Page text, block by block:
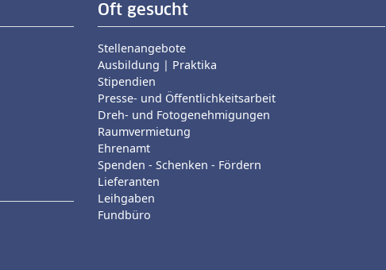
Oft gesucht
Stellenangebote
Ausbildung | Praktika
Stipendien
Presse- und Öffentlichkeitsarbeit
Dreh- und Fotogenehmigungen
Raumvermietung
Ehrenamt
Spenden - Schenken - Fördern
Lieferanten
Leihgaben
Fundbüro